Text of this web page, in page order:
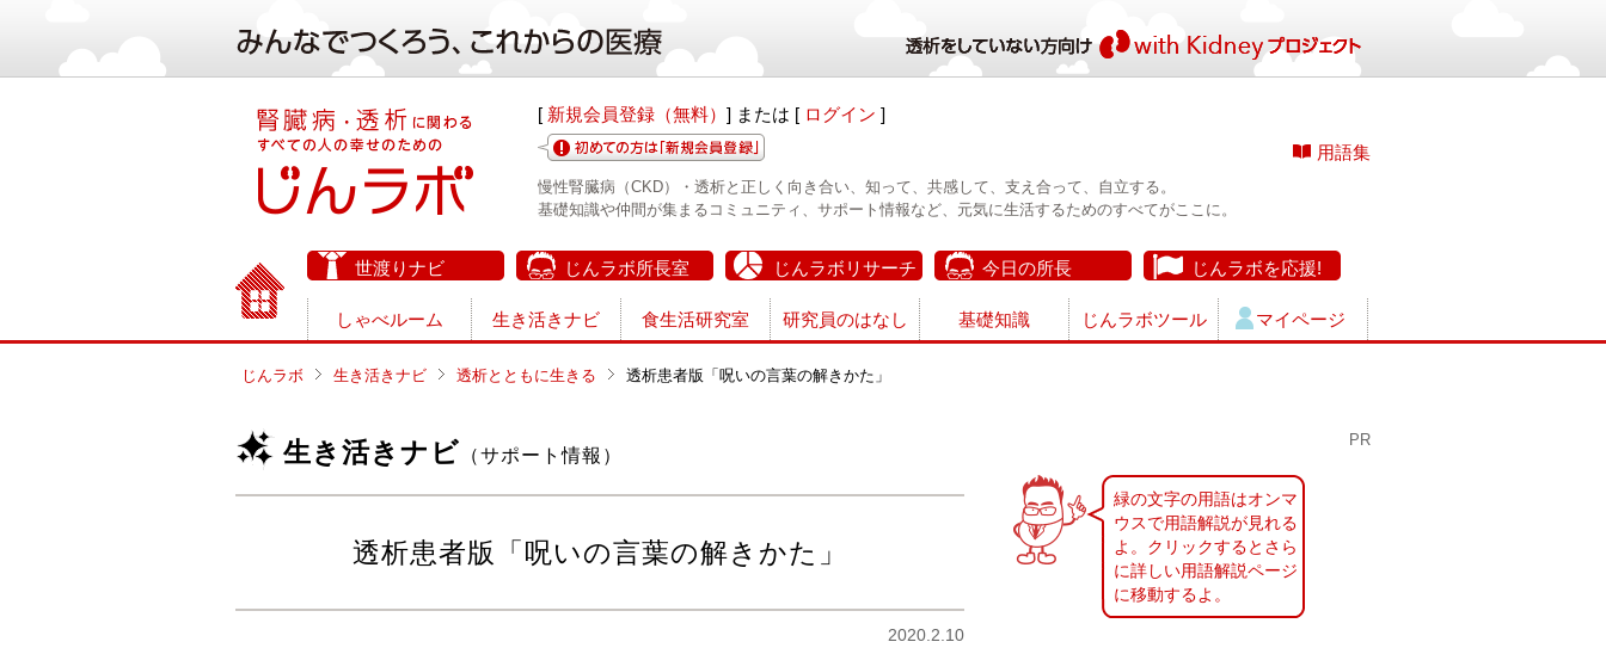
[ 新規会員登録（無料） ] または [ ログイン ]
用語集
慢性腎臓病（CKD）・透析と正しく向き合い、知って、共感して、支え合って、自立する。
基礎知識や仲間が集まるコミュニティ、サポート情報など、元気に生活するためのすべてがここに。
世渡りナビ じんラボ所長室 じんラボリサーチ 今日の所長 じんラボを応援!
しゃべルーム 生き活きナビ 食生活研究室 研究員のはなし 基礎知識 じんラボツール マイページ
じんラボ 生き活きナビ 透析とともに生きる 透析患者版「呪いの言葉の解きかた」
生き活きナビ （サポート情報）
透析患者版「呪いの言葉の解きかた」
2020.2.10
PR
緑の文字の用語はオンマ
ウスで用語解説が見れる
よ。クリックするとさら
に詳しい用語解説ページ
に移動するよ。